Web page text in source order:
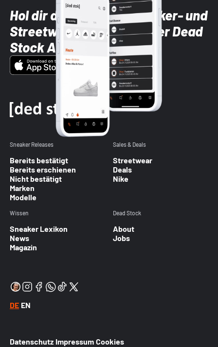
Hol dir die neuesten Sneaker- und
Streetwear-Brands mit der Dead
Stock App
Sneaker Releases
Bereits bestätigt
Bereits erschienen
Nicht bestätigt
Marken
Modelle
Sales & Deals
Streetwear
Deals
Nike
Wissen
Sneaker Lexikon
News
Magazin
Dead Stock
About
Jobs
DE EN
Datenschutz Impressum Cookies